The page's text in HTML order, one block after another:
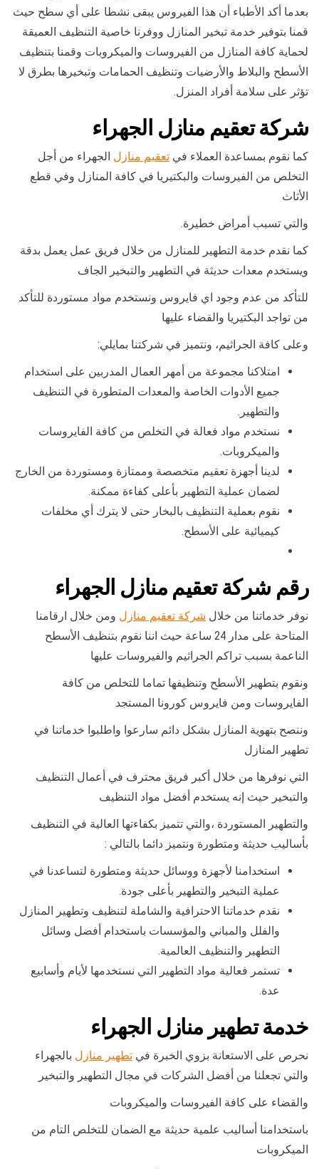
بعدما أكد الأطباء أن هذا الفيروس يبقى نشطا على أي سطح حيث
قمنا بتوفير خدمة تبخير المنازل ووفرنا خاصية التنظيف العميقة
لحماية كافة المنازل من الفيروسات والميكروبات وقمنا بتنظيف
الأسطح والبلاط والأرضيات وتنظيف الحمامات وتبخيرها بطرق لا
تؤثر على سلامة أفراد المنزل.
شركة تعقيم منازل الجهراء
كما نقوم بمساعدة العملاء في تعقيم منازل الجهراء من أجل
التخلص من الفيروسات والبكتيريا في كافة المنازل وفي قطع
الأثاث
والتي تسبب أمراض خطيرة.
كما نقدم خدمة التطهير للمنازل من خلال فريق عمل يعمل بدقة
ويستخدم معدات حديثة في التطهير والتبخير الجاف
للتأكد من عدم وجود اي فايروس ونستخدم مواد مستوردة للتأكد
من تواجد البكتيريا والقضاء عليها
وعلى كافة الجراثيم، ونتميز في شركتنا بمايلي:
امتلاكنا مجموعة من أمهر العمال المدربين على استخدام
جميع الأدوات الخاصة والمعدات المتطورة في التنظيف
والتطهير.
نستخدم مواد فعالة في التخلص من كافة الفايروسات
والميكروبات.
لدينا أجهزة تعقيم متخصصة وممتازة ومستوردة من الخارج
لضمان عملية التطهير بأعلى كفاءة ممكنة.
نقوم بعملية التنظيف بالبخار حتى لا يترك أي مخلفات
كيميائية على الأسطح.
رقم شركة تعقيم منازل الجهراء
نوفر خدماتنا من خلال شركة تعقيم منازل ومن خلال ارقامنا
المتاحة على مدار 24 ساعة حيث اننا نقوم بتنظيف الأسطح
الناعمة بسبب تراكم الجراثيم والفيروسات عليها
ونقوم بتطهير الأسطح وتنظيفها تماما للتخلص من كافة
الفايروسات ومن فايروس كورونا المستجد
وننصح بتهوية المنازل بشكل دائم سارعوا واطلبوا خدماتنا في
تطهير المنازل
التي نوفرها من خلال أكبر فريق محترف في أعمال التنظيف
والتبخير حيث إنه يستخدم أفضل مواد التنظيف
والتطهير المستوردة ،والتي تتميز بكفاءتها العالية في التنظيف
بأساليب حديثة ومتطورة ونتميز دائما بالتالي :
استخدامنا لأجهزة ووسائل حديثة ومتطورة لتساعدنا في
عملية التبخير والتطهير بأعلى جودة.
نقدم خدماتنا الاحترافية والشاملة لتنظيف وتطهير المنازل
والفلل والمباني والمؤسسات باستخدام أفضل وسائل
التطهير والتنظيف العالمية.
تستمر فعالية مواد التطهير التي نستخدمها لأيام وأسابيع
عدة.
خدمة تطهير منازل الجهراء
نحرص على الاستعانة بزوي الخبرة في تطهير منازل بالجهراء
والتي تجعلنا من أفضل الشركات في مجال التطهير والتبخير
والقضاء على كافة الفيروسات والميكروبات
باستخدامنا أساليب علمية حديثة مع الضمان للتخلص التام من
الميكروبات